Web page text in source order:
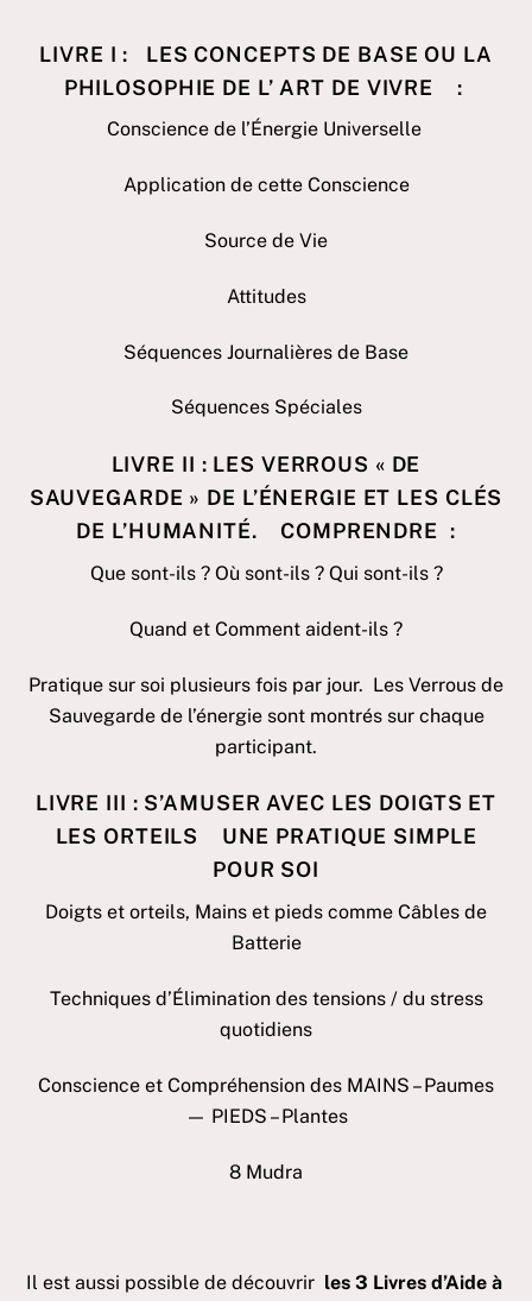
LIVRE I : LES CONCEPTS DE BASE OU LA
PHILOSOPHIE DE L’ ART DE VIVRE
:
Conscience de l’Énergie Universelle
Application de cette Conscience
Source de Vie
Attitudes
Séquences Journalières de Base
Séquences Spéciales
LIVRE II : LES VERROUS « DE
SAUVEGARDE » DE L’ÉNERGIE ET LES CLÉS
DE L’HUMANITÉ. COMPRENDRE
:
Que sont-ils ? Où sont-ils ? Qui sont-ils ?
Quand et Comment aident-ils ?
Pratique sur soi plusieurs fois par jour. Les Verrous de
Sauvegarde de l’énergie sont montrés sur chaque
participant.
LIVRE III : S’AMUSER AVEC LES DOIGTS ET
LES ORTEILS UNE PRATIQUE SIMPLE
POUR SOI
Doigts et orteils, Mains et pieds comme Câbles de
Batterie
Techniques d’Élimination des tensions / du stress
quotidiens
Conscience et Compréhension des MAINS – Paumes
— PIEDS – Plantes
8 Mudra
Il est aussi possible de découvrir les 3 Livres d’Aide à